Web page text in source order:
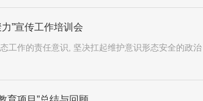
”宣传工作培训会
工作的责任意识, 坚决扛起维护意识形态安全的政治